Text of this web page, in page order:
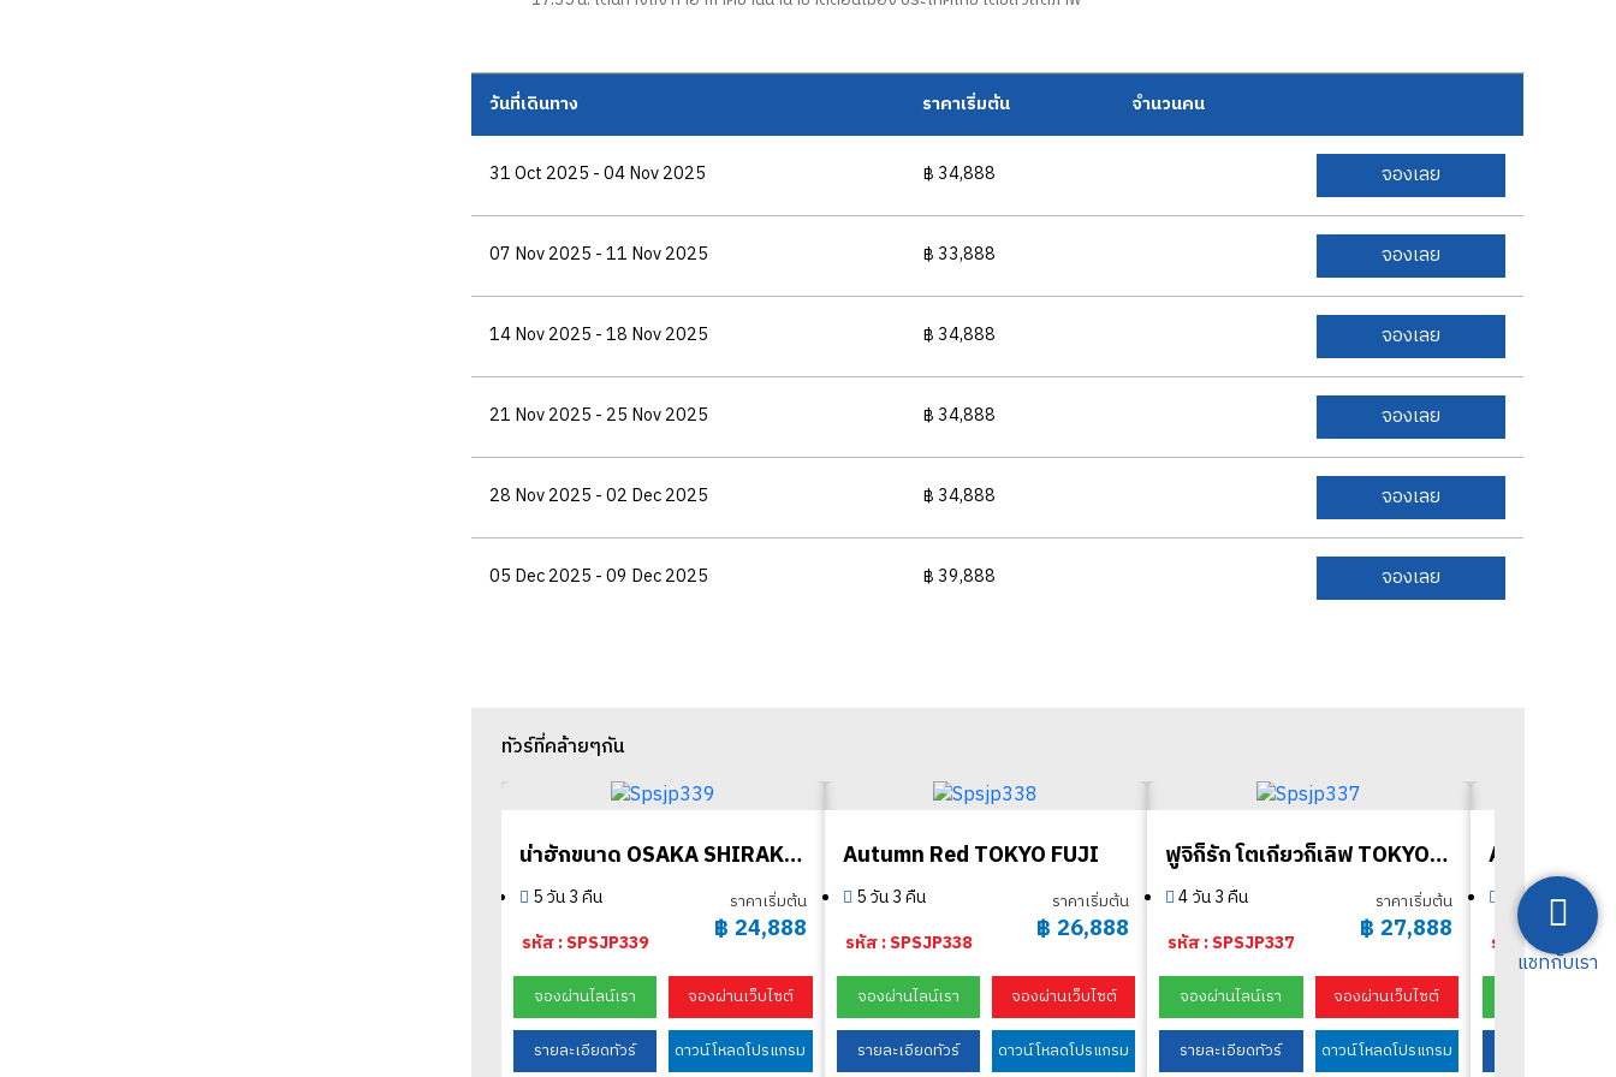
วันที่เดินทาง ราคาเริ่มต้น จำนวนคน
31 Oct 2025 - 04 Nov 2025 ฿ 34,888 จองเลย
07 Nov 2025 - 11 Nov 2025 ฿ 33,888 จองเลย
14 Nov 2025 - 18 Nov 2025 ฿ 34,888 จองเลย
21 Nov 2025 - 25 Nov 2025 ฿ 34,888 จองเลย
28 Nov 2025 - 02 Dec 2025 ฿ 34,888 จองเลย
05 Dec 2025 - 09 Dec 2025 ฿ 39,888 จองเลย
ทัวร์ที่คล้ายๆกัน
น่าฮักขนาด OSAKA SHIRAKAWAGO KAMIKOCHI
5 วัน 3 คืน
รหัส : SPSJP339
ราคาเริ่มต้น
฿ 24,888
จองผ่านไลน์เรา จองผ่านเว็บไซต์
รายละเอียดทัวร์ ดาวน์โหลดโปรแกรม
Autumn Red TOKYO FUJI
5 วัน 3 คืน
รหัส : SPSJP338
ราคาเริ่มต้น
฿ 26,888
จองผ่านไลน์เรา จองผ่านเว็บไซต์
รายละเอียดทัวร์ ดาวน์โหลดโปรแกรม
ฟูจิก็รัก โตเกียวก็เลิฟ TOKYO FUJI
4 วัน 3 คืน
รหัส : SPSJP337
ราคาเริ่มต้น
฿ 27,888
จองผ่านไลน์เรา จองผ่านเว็บไซต์
รายละเอียดทัวร์ ดาวน์โหลดโปรแกรม
5 วัน 3 คืน
รหัส :
แชทกับเรา